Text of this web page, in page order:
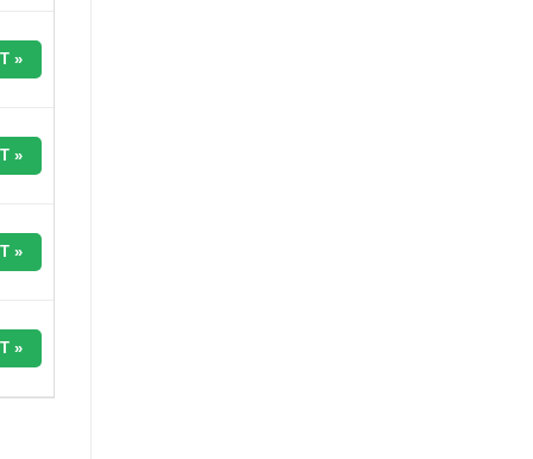
»
»
»
»